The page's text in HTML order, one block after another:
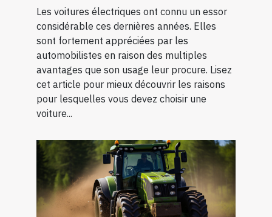
Les voitures électriques ont connu un essor
considérable ces dernières années. Elles
sont fortement appréciées par les
automobilistes en raison des multiples
avantages que son usage leur procure. Lisez
cet article pour mieux découvrir les raisons
pour lesquelles vous devez choisir une
voiture...